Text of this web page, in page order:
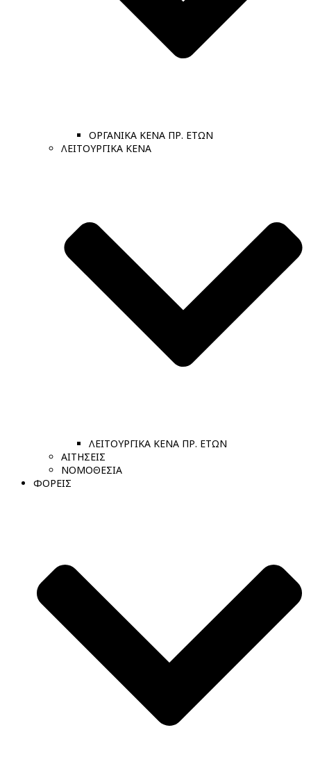
ΟΡΓΑΝΙΚΑ ΚΕΝΑ ΠΡ. ΕΤΩΝ
ΛΕΙΤΟΥΡΓΙΚΑ ΚΕΝΑ
ΛΕΙΤΟΥΡΓΙΚΑ ΚΕΝΑ ΠΡ. ΕΤΩΝ
ΑΙΤΗΣΕΙΣ
ΝΟΜΟΘΕΣΙΑ
ΦΟΡΕΙΣ